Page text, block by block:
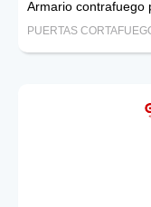
Armario contrafuego
PUERTAS